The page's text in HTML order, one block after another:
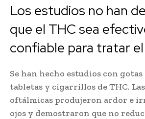
Los estudios no han
que el THC sea
confiable para tratar
Se han hecho estudios con
tabletas y cigarrillos de THC.
oftálmicas produjeron ardor e
ojos y demostraron que no